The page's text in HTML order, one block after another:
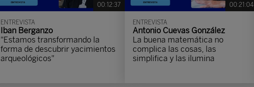
00:12:37
ENTREVISTA
Iban Berganzo
"Estamos transformando la
forma de descubrir yacimientos
arqueológicos"
00:21:04
ENTREVISTA
Antonio Cuevas González
La buena matemática no
complica las cosas, las
simplifica y las ilumina